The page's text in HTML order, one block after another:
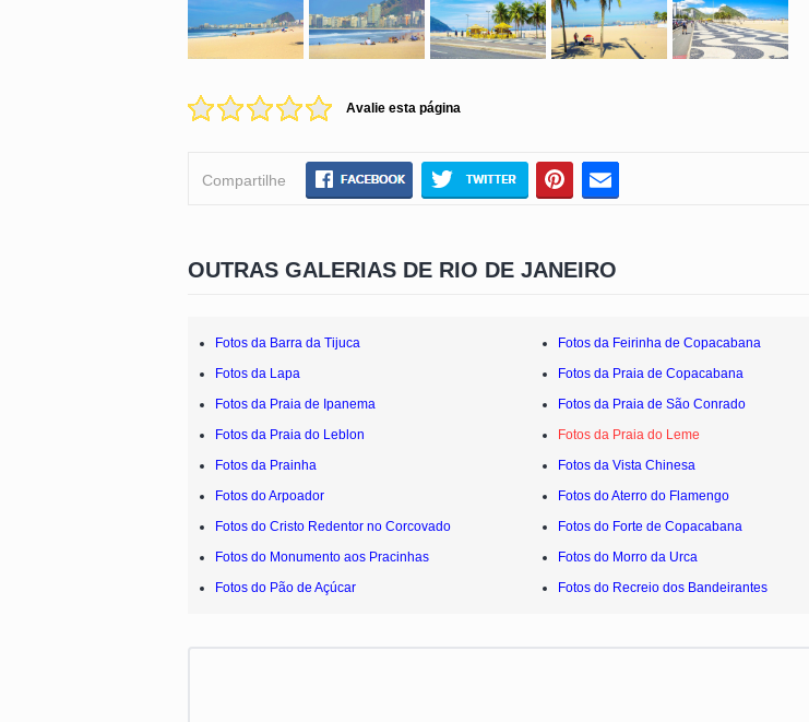
Avalie esta página
Compartilhe
OUTRAS GALERIAS DE RIO DE JANEIRO
Fotos da Barra da Tijuca Fotos da Feirinha de Copacabana
Fotos da Lapa
Fotos da Praia de Copacabana
Fotos da Praia de Ipanema
Fotos da Praia de São Conrado
Fotos da Praia do Leblon
Fotos da Praia do Leme
Fotos da Prainha
Fotos da Vista Chinesa
Fotos do Arpoador
Fotos do Aterro do Flamengo
Fotos do Cristo Redentor no Corcovado
Fotos do Forte de Copacabana
Fotos do Monumento aos Pracinhas
Fotos do Morro da Urca
Fotos do Pão de Açúcar
Fotos do Recreio dos Bandeirantes